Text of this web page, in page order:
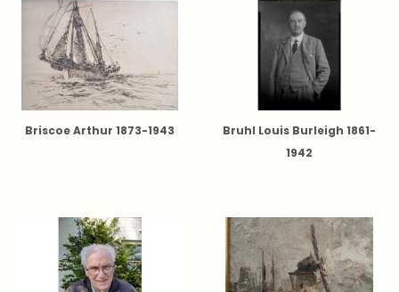
Briscoe Arthur 1873-1943
Bruhl Louis Burleigh 1861-
1942